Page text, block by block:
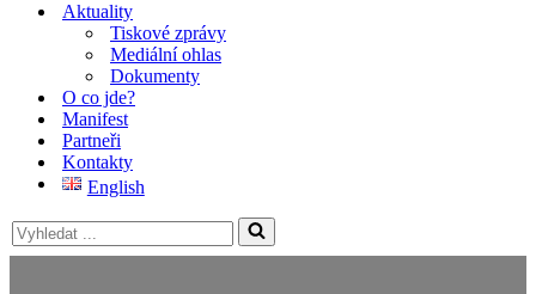
Aktuality
Tiskové zprávy
Mediální ohlas
Dokumenty
O co jde?
Manifest
Partneři
Kontakty
English
Vyhledat
...